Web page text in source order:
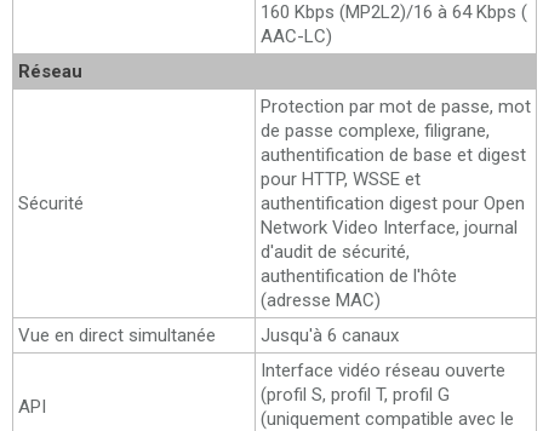
160 Kbps (MP2L2)/16 à 64 Kbps (
AAC-LC)
Réseau
Sécurité
Protection par mot de passe, mot
de passe complexe, filigrane,
authentification de base et digest
pour HTTP, WSSE et
authentification digest pour Open
Network Video Interface, journal
d'audit de sécurité,
authentification de l'hôte
(adresse MAC)
Vue en direct simultanée
Jusqu'à 6 canaux
API
Interface vidéo réseau ouverte
(profil S, profil T, profil G
(uniquement compatible avec le